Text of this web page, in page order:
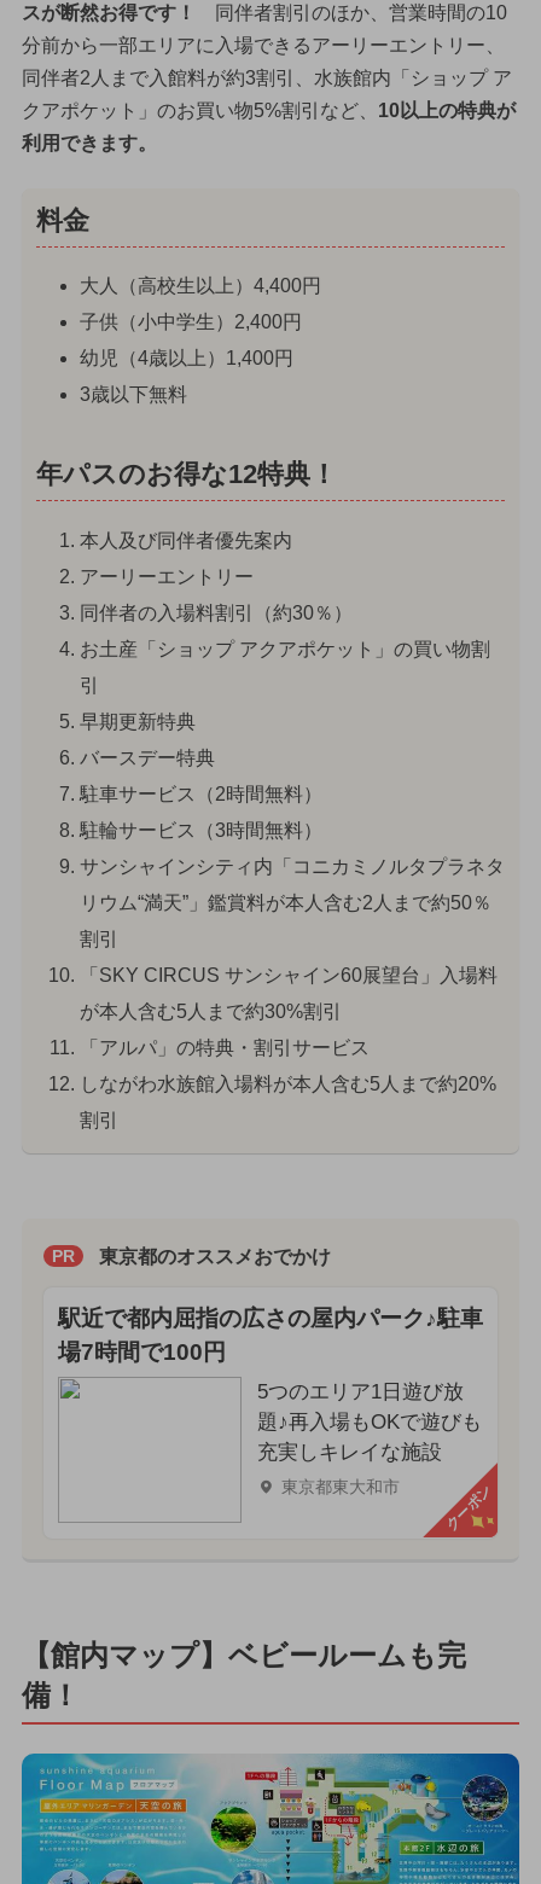
スが断然お得です！
同伴者割引のほか、営業時間の10
分前から一部エリアに入場できるアーリーエントリー、
同伴者2人まで入館料が約3割引、水族館内「ショップ ア
クアポケット」のお買い物5%割引など、 10以上の特典が
利用できます。
料金
大人（高校生以上）4,400円
子供（小中学生）2,400円
幼児（4歳以上）1,400円
3歳以下無料
年パスのお得な12特典！
本人及び同伴者優先案内
アーリーエントリー
同伴者の入場料割引（約30％）
お土産「ショップ アクアポケット」の買い物割
引
早期更新特典
バースデー特典
駐車サービス（2時間無料）
駐輪サービス（3時間無料）
サンシャインシティ内「コニカミノルタプラネタ
リウム“満天”」鑑賞料が本人含む2人まで約50％
割引
「SKY CIRCUS サンシャイン60展望台」入場料
が本人含む5人まで約30%割引
「アルパ」の特典・割引サービス
しながわ水族館入場料が本人含む5人まで約20%
割引
PR 東京都のオススメおでかけ
駅近で都内屈指の広さの屋内パーク♪駐車
場7時間で100円
5つのエリア1日遊び放
題♪再入場もOKで遊びも
充実しキレイな施設
東京都東大和市 クーポン
【館内マップ】ベビールームも完
備！